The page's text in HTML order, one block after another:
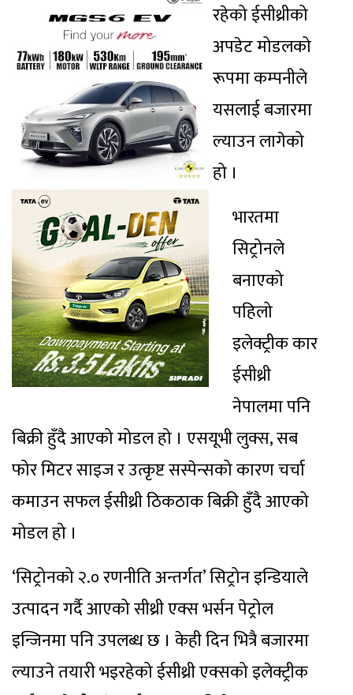
रहेको ईसीथ्रीको
अपडेट मोडलको
रूपमा कम्पनीले
यसलाई बजारमा
ल्याउन लागेको
हो ।
भारतमा
सिट्रोनले
बनाएको
पहिलो
इलेक्ट्रीक कार
ईसीथ्री
नेपालमा पनि
बिक्री हुँदै आएको मोडल हो । एसयूभी लुक्स, सब
फोर मिटर साइज र उत्कृष्ट सस्पेन्सको कारण चर्चा
कमाउन सफल ईसीथ्री ठिकठाक बिक्री हुँदै आएको
मोडल हो ।
‘सिट्रोनको २.० रणनीति अन्तर्गत’ सिट्रोन इन्डियाले
उत्पादन गर्दै आएको सीथ्री एक्स भर्सन पेट्रोल
इन्जिनमा पनि उपलब्ध छ । केही दिन भित्रै बजारमा
ल्याउने तयारी भइरहेको ईसीथ्री एक्सको इलेक्ट्रीक